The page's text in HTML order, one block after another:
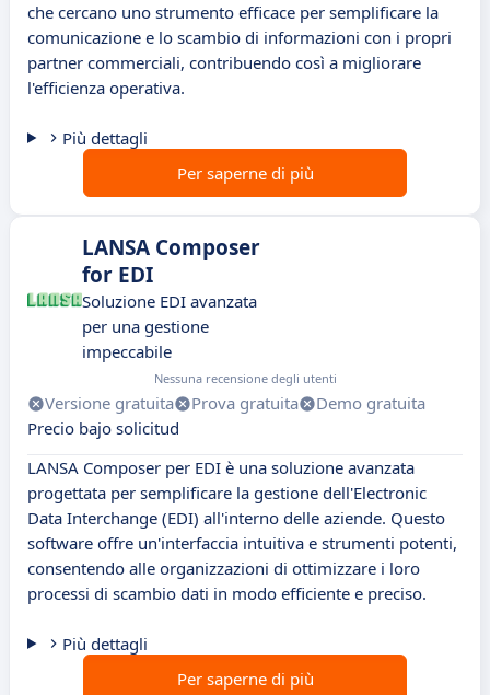
che cercano uno strumento efficace per semplificare la
comunicazione e lo scambio di informazioni con i propri
partner commerciali, contribuendo così a migliorare
l'efficienza operativa.
Più dettagli
Per saperne di più
LANSA Composer
for EDI
Soluzione EDI avanzata
per una gestione
impeccabile
Nessuna recensione degli utenti
Versione gratuita Prova gratuita
Demo gratuita
Precio bajo solicitud
LANSA Composer per EDI è una soluzione avanzata
progettata per semplificare la gestione dell'Electronic
Data Interchange (EDI) all'interno delle aziende. Questo
software offre un'interfaccia intuitiva e strumenti potenti,
consentendo alle organizzazioni di ottimizzare i loro
processi di scambio dati in modo efficiente e preciso.
Più dettagli
Per saperne di più